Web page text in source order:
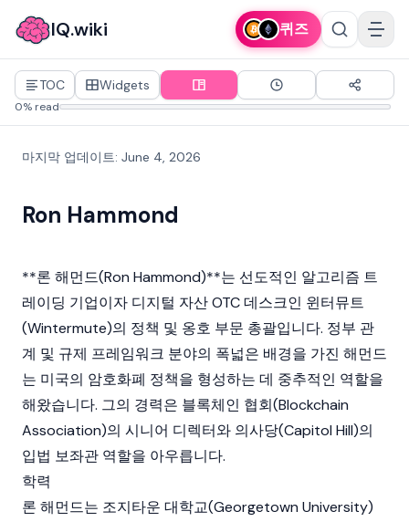
IQ.wiki 퀴즈
TOC Widgets
0% read
마지막 업데이트: June 4, 2026
Ron Hammond
**론 해먼드(Ron Hammond)**는 선도적인 알고리즘 트
레이딩 기업이자 디지털 자산OTC 데스크인 윈터뮤트
(Wintermute)의 정책 및 옹호 부문 총괄입니다. 정부 관
계 및 규제 프레임워크 분야의 폭넓은 배경을 가진 해먼드
는 미국의 암호화폐 정책을 형성하는 데 중추적인 역할을
해왔습니다. 그의 경력은 블록체인 협회(Blockchain
Association)의 시니어 디렉터와 의사당(Capitol Hill)의
입법 보좌관 역할을 아우릅니다.
학력
론 해먼드는 조지타운 대학교(Georgetown University)